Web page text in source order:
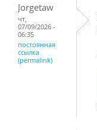
Jorgetaw
чт,
07/09/2026 -
06:35
постоянная
ссылка
(permalink)